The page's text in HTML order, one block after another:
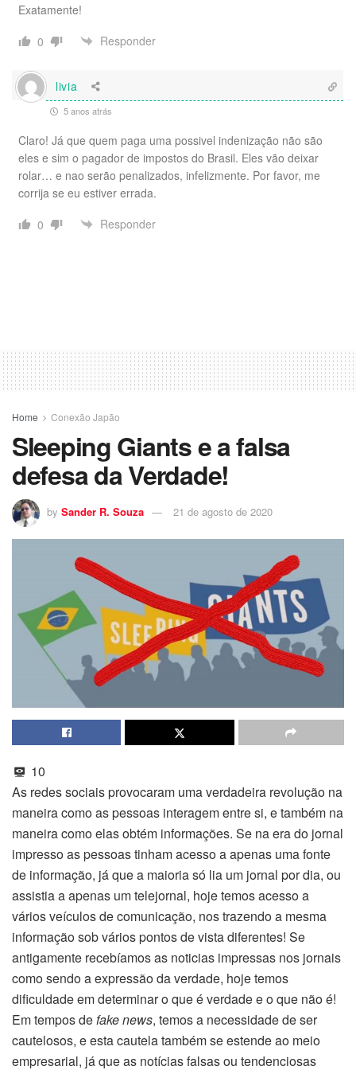
Exatamente!
0
Responder
livia
5 anos atrás
Claro! Já que quem paga uma possivel indenização não são
eles e sim o pagador de impostos do Brasil. Eles vão deixar
rolar… e nao serão penalizados, infelizmente. Por favor, me
corrija se eu estiver errada.
0
Responder
Home Conexão Japão
Sleeping Giants e a falsa
defesa da Verdade!
by Sander R. Souza 21 de agosto de 2020
10
As redes sociais provocaram uma verdadeira revolução na
maneira como as pessoas interagem entre si, e também na
maneira como elas obtém informações. Se na era do jornal
impresso as pessoas tinham acesso a apenas uma fonte
de informação, já que a maioria só lia um jornal por dia, ou
assistia a apenas um telejornal, hoje temos acesso a
vários veículos de comunicação, nos trazendo a mesma
informação sob vários pontos de vista diferentes! Se
antigamente recebíamos as noticias impressas nos jornais
como sendo a expressão da verdade, hoje temos
dificuldade em determinar o que é verdade e o que não é!
Em tempos defake news, temos a necessidade de ser
cautelosos, e esta cautela também se estende ao meio
empresarial, já que as notícias falsas ou tendenciosas